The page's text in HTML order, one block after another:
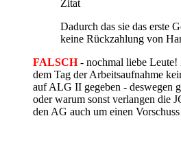
Zitat
Dadurch das sie das erste
keine Rückzahlung von
FALSCH- nochmal liebe Leute!
dem Tag der Arbeitsaufnahme
auf ALG II gegeben - deswegen
oder warum sonst verlangen die
den AG auch um einen